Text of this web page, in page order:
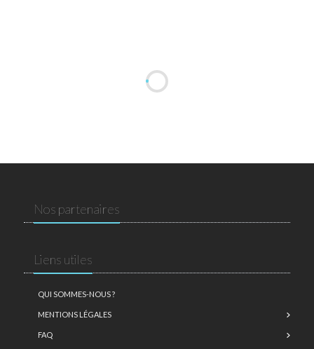
Nos partenaires
Liens utiles
QUI SOMMES-NOUS ?
MENTIONS LÉGALES
FAQ